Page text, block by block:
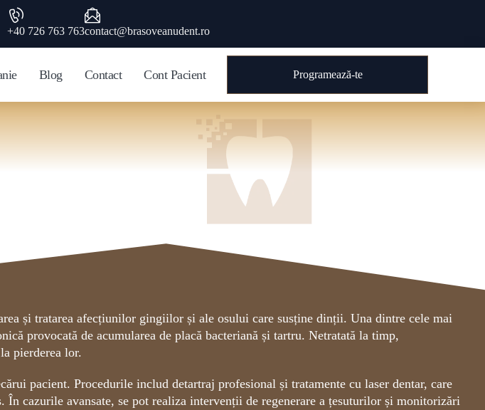
+40 726 763 763contact@brasoveanudent.ro
Blog Contact Cont Pacient Programează-te
și tratarea afecțiunilor gingiilor și ale osului care susține dinții. Una dintre cele mai
provocată de acumularea de placă bacteriană și tartru. Netratată la timp,
pierderea lor.
pacient. Procedurile includ detartraj profesional și tratamente cu laser dentar, care
cazurile avansate, se pot realiza intervenții de regenerare a țesuturilor și monitorizări